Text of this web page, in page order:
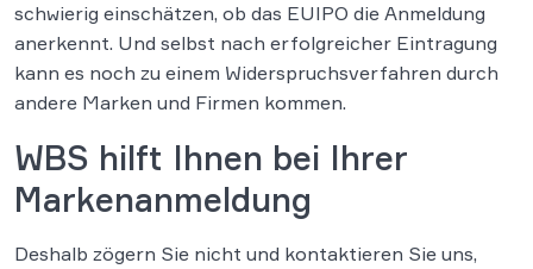
schwierig einschätzen, ob das EUIPO die Anmeldung
anerkennt. Und selbst nach erfolgreicher Eintragung
kann es noch zu einem Widerspruchsverfahren durch
andere Marken und Firmen kommen.
WBS hilft Ihnen bei Ihrer
Markenanmeldung
Deshalb zögern Sie nicht und kontaktieren Sie uns,